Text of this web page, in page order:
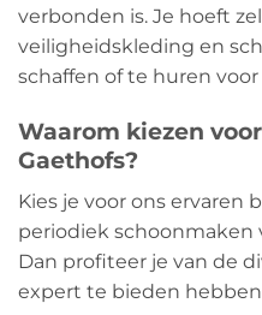
verbonden is. Je hoeft
veiligheidskleding en
schaffen of te huren
Waarom kiezen
Gaethofs?
Kies je voor ons ervaren
periodiek schoonmaken
Dan profiteer je van de
expert te bieden